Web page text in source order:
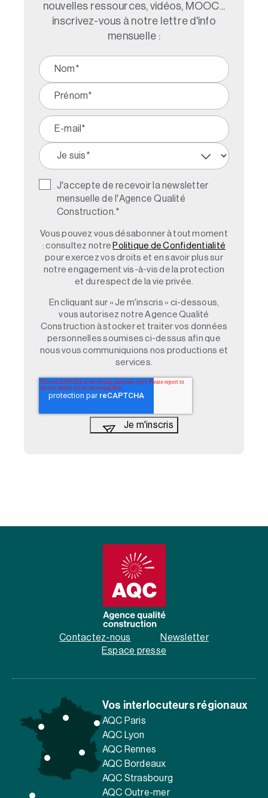
nouvelles ressources, vidéos, MOOC...
inscrivez-vous à notre lettre d'info
mensuelle :
J'accepte de recevoir la newsletter
mensuelle de l'Agence Qualité
Construction. *
Vous pouvez vous désabonner à tout moment
: consultez notre Politique de Confidentialité
pour exercez vos droits et en savoir plus sur
notre engagement vis-à-vis de la protection
et du respect de la vie privée.
En cliquant sur « Je m'inscris » ci-dessous,
vous autorisez notre Agence Qualité
Construction à stocker et traiter vos données
personnelles soumises ci-dessus afin que
nous vous communiquions nos productions et
services.
Contactez-nous
Newsletter
Espace presse
Vos interlocuteurs régionaux
AQC Paris
AQC Lyon
AQC Rennes
AQC Bordeaux
AQC Strasbourg
AQC Outre-mer